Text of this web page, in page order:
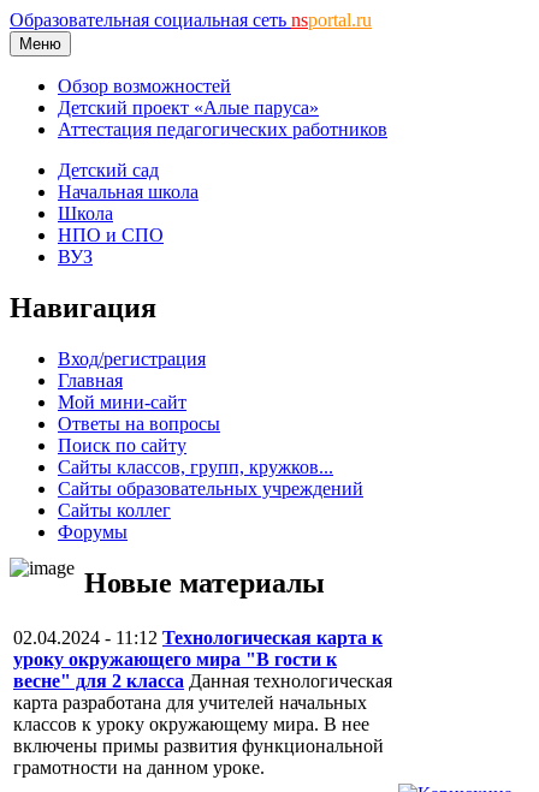
Образовательная социальная сеть nsportal.ru
Меню
Обзор возможностей
Детский проект «Алые паруса»
Аттестация педагогических работников
Детский сад
Начальная школа
Школа
НПО и СПО
ВУЗ
Навигация
Вход/регистрация
Главная
Мой мини-сайт
Ответы на вопросы
Поиск по сайту
Сайты классов, групп, кружков...
Сайты образовательных учреждений
Сайты коллег
Форумы
Новые материалы
02.04.2024 - 11:12 Технологическая карта к
уроку окружающего мира "В гости к
весне" для 2 класса Данная технологическая
карта разработана для учителей начальных
классов к уроку окружающему мира. В нее
включены примы развития функциональной
грамотности на данном уроке.